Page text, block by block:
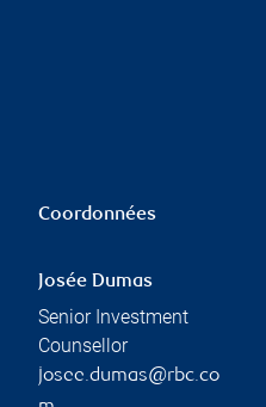
Coordonnées
Josée Dumas
Senior Investment
Counsellor
josee.dumas@rbc.co